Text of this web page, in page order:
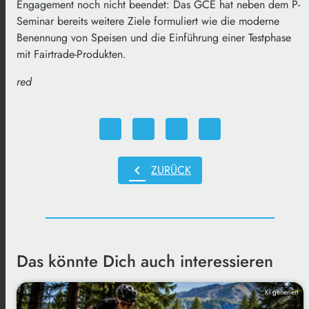
Engagement noch nicht beendet: Das GCE hat neben dem P-
Seminar bereits weitere Ziele formuliert wie die moderne
Benennung von Speisen und die Einführung einer Testphase
mit Fairtrade-Produkten.
red
chevron_left ZURÜCK
Das könnte Dich auch interessieren
KI generiert